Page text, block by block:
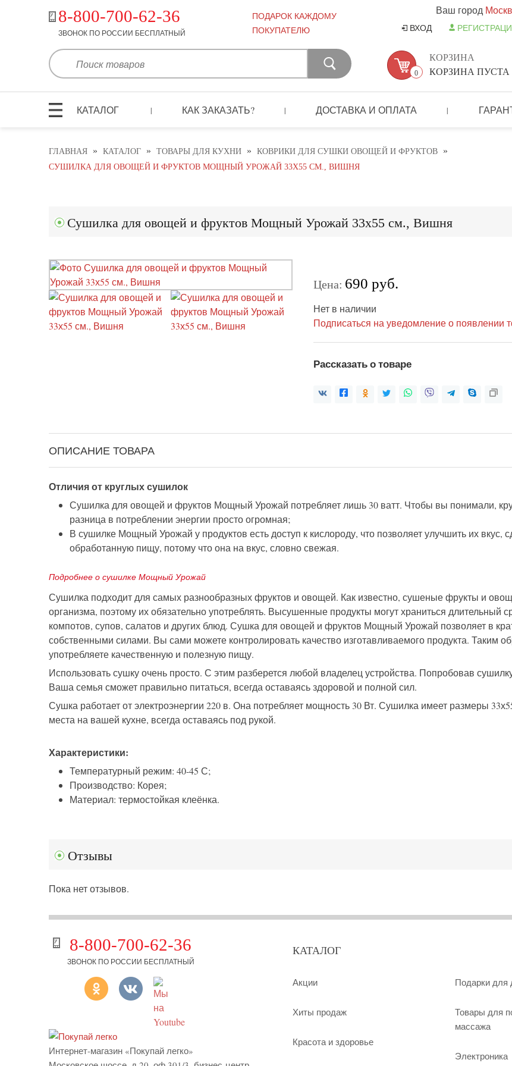
8-800-700-62-36
ЗВОНОК ПО РОССИИ БЕСПЛАТНЫЙ
ПОДАРОК КАЖДОМУ
ПОКУПАТЕЛЮ
Ваш город
ВХОД
0
КОРЗИНА
КОРЗИНА ПУСТА
КАТАЛОГ | КАК ЗАКАЗАТЬ? | ДОСТАВКА И ОПЛАТА |
ГЛАВНАЯ » КАТАЛОГ » ТОВАРЫ ДЛЯ КУХНИ » КОВРИКИ ДЛЯ СУШКИ ОВОЩЕЙ И ФРУКТОВ »
СУШИЛКА ДЛЯ ОВОЩЕЙ И ФРУКТОВ МОЩНЫЙ УРОЖАЙ 33Х55 СМ., ВИШНЯ
Сушилка для овощей и фруктов Мощный Урожай 33х55 см., Вишня
Цена: 690 руб.
Нет в наличии
Подписаться на уведомление о появлении
Рассказать о товаре
ОПИСАНИЕ ТОВАРА
Отличия от круглых сушилок
Сушилка для овощей и фруктов Мощный Урожай потребляет лишь 30 ватт. Чтобы вы понимали,
разница в потреблении энергии просто огромная;
В сушилке Мощный Урожай у продуктов есть доступ к кислороду, что позволяет улучшить их вкус,
обработанную пищу, потому что она на вкус, словно свежая.
Подробнее о сушилке Мощный Урожай
Сушилка подходит для самых разнообразных фруктов и овощей. Как известно, сушеные фрукты и
организма, поэтому их обязательно употреблять. Высушенные продукты могут храниться длительный
компотов, супов, салатов и других блюд. Сушка для овощей и фруктов Мощный Урожай позволяет в
собственными силами. Вы сами можете контролировать качество изготавливаемого продукта. Таким
употребляете качественную и полезную пищу.
Использовать сушку очень просто. С этим разберется любой владелец устройства. Попробовав
Ваша семья сможет правильно питаться, всегда оставаясь здоровой и полной сил.
Сушка работает от электроэнергии 220 в. Она потребляет мощность 30 Вт. Сушилка имеет размеры
места на вашей кухне, всегда оставаясь под рукой.
Характеристики:
Температурный режим: 40-45 С;
Производство: Корея;
Материал: термостойкая клеёнка.
Отзывы
Пока нет отзывов.
8-800-700-62-36
ЗВОНОК ПО РОССИИ БЕСПЛАТНЫЙ
Интернет-магазин «Покупай легко»
КАТАЛОГ
Акции
Хиты продаж
Красота и здоровье
Подарки для
Товары для
массажа
Электроника